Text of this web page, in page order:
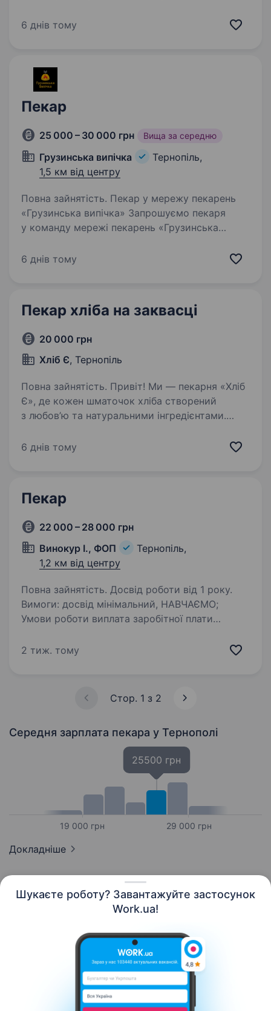
Шукаєте роботу? Завантажуйте застосунок
Work.ua!
створюються неймовірні десерти та випічка.
6 днів тому
Пекар
25 000 – 30 000 грн Вища за середню
Грузинська випічка
Тернопіль,
1,5 км від центру
Повна зайнятість. Пекар у мережу пекарень
«Грузинська випічка» Запрошуємо пекаря
у команду мережі пекарень «Грузинська
розвивається по Західній Україні, тому
6 днів тому
Пекар хліба на заквасці
20 000 грн
Хліб Є, Тернопіль
Повна зайнятість. Привіт! Ми — пекарня «Хліб
Є», де кожен шматочок хліба створений
з любов’ю та натуральними інгредієнтами.
на заквасці і хочеш працювати в атмосфері,
6 днів тому
Пекар
22 000 – 28 000 грн
Винокур І., ФОП
Тернопіль,
1,2 км від центру
Повна зайнятість. Досвід роботи від 1 року.
Вимоги: досвід мінімальний, НАВЧАЄМО;
Умови роботи виплата заробітної плати
смачні обіди за рахунок компанії ; офіційне
2 тиж. тому
Стор. 1 з 2
Середня зарплата пекара у Тернополі
19 000 грн
25500 грн
29 000 грн
Докладніше